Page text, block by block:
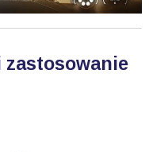
zastosowanie